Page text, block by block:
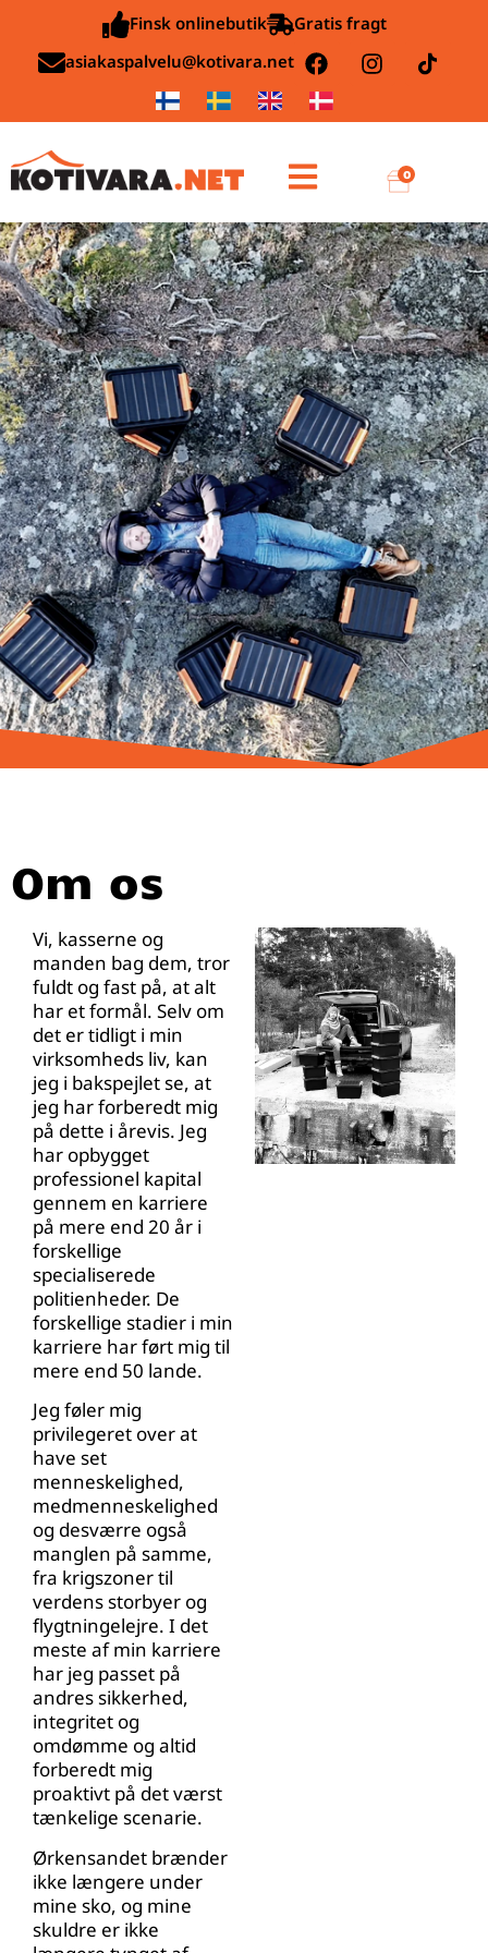
Finsk onlinebutik
Gratis fragt
asiakaspalvelu@kotivara.net
0
Om os
Vi, kasserne og
manden bag dem, tror
fuldt og fast på, at alt
har et formål. Selv om
det er tidligt i min
virksomheds liv, kan
jeg i bakspejlet se, at
jeg har forberedt mig
på dette i årevis. Jeg
har opbygget
professionel kapital
gennem en karriere
på mere end 20 år i
forskellige
specialiserede
politienheder. De
forskellige stadier i min
karriere har ført mig til
mere end 50 lande.
Jeg føler mig
privilegeret over at
have set
menneskelighed,
medmenneskelighed
og desværre også
manglen på samme,
fra krigszoner til
verdens storbyer og
flygtningelejre. I det
meste af min karriere
har jeg passet på
andres sikkerhed,
integritet og
omdømme og altid
forberedt mig
proaktivt på det værst
tænkelige scenarie.
Ørkensandet brænder
ikke længere under
mine sko, og mine
skuldre er ikke